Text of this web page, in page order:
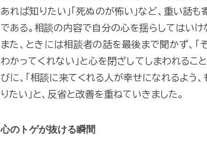
あれば知りたい」「死ぬのが怖い」など、重い話
である。相談の内容で自分の心を揺らしてはいけ
また、ときには相談者の話を最後まで聞かず、「
わかってくれない」と心を閉ざしてしまわれるこ
びに、「相談に来てくれる人が幸せになれるよう
りたい」と、反省と改善を重ねていきました。
心のトゲが抜ける瞬間